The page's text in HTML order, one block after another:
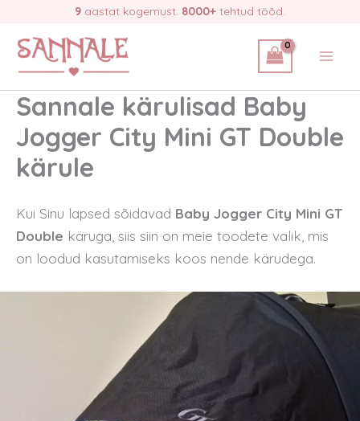
content
9 aastat kogemust. 8000+ tehtud tööd.
Sannale kärulisad Baby
Jogger City Mini GT Double
kärule
Kui Sinu lapsed sõidavad Baby Jogger City Mini GT
Double käruga, siis siin on meie toodete valik, mis
on loodud kasutamiseks koos nende kärudega.